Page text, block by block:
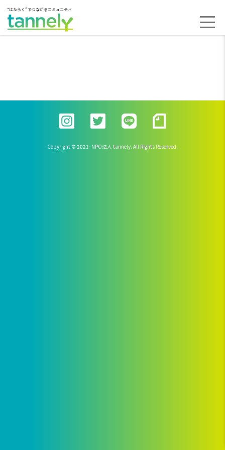
“はたらく” でつながるコミュニティ
Copyright © 2021- NPO法人 tannely. All Rights Reserved.